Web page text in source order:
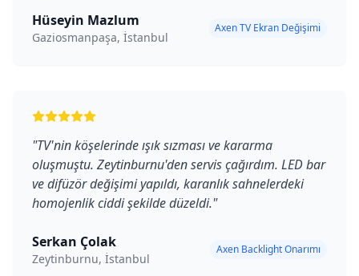
Hüseyin Mazlum
Gaziosmanpaşa, İstanbul
Axen TV Ekran Değişimi
"TV'nin köşelerinde ışık sızması ve kararma
oluşmuştu. Zeytinburnu'den servis çağırdım. LED bar
ve difüzör değişimi yapıldı, karanlık sahnelerdeki
homojenlik ciddi şekilde düzeldi."
Serkan Çolak
Zeytinburnu, İstanbul
Axen Backlight Onarımı